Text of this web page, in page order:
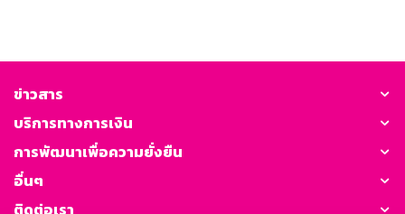
ข่าวสาร
บริการทางการเงิน
การพัฒนาเพื่อความยั่งยืน
อื่นๆ